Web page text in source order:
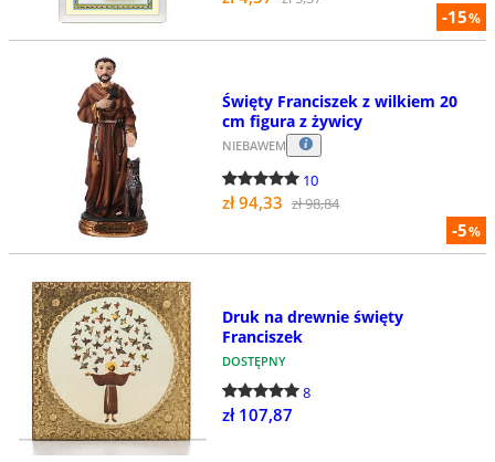
-15%
-5%
Święty Franciszek z wilkiem 20
cm figura z żywicy
NIEBAWEM
10
zł 94,33 zł 98,84
Druk na drewnie święty
Franciszek
DOSTĘPNY
8
zł 107,87